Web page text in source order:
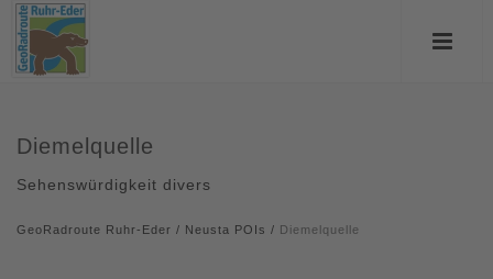
Diemelquelle
Sehenswürdigkeit divers
GeoRadroute Ruhr-Eder / Neusta POIs / Diemelquelle